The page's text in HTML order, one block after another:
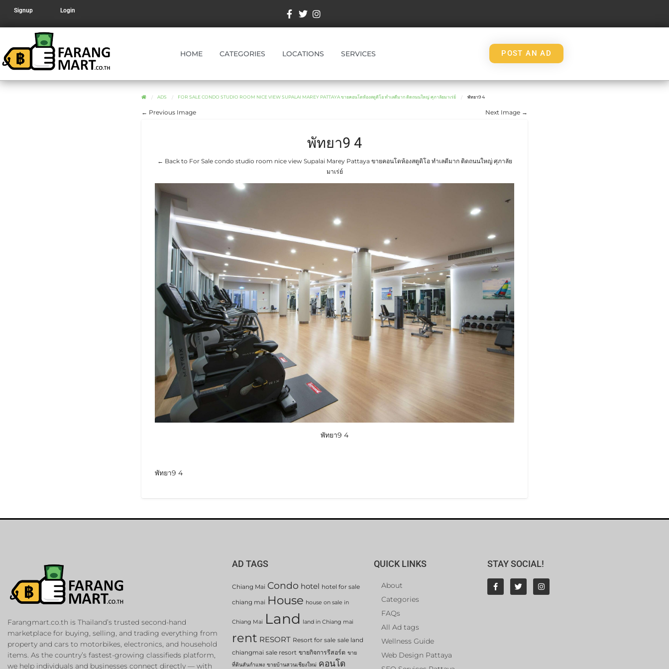
Signup Login
HOME CATEGORIES LOCATIONS SERVICES POST AN AD
ADS FOR SALE CONDO STUDIO ROOM NICE VIEW SUPALAI MAREY PATTAYA ขายคอนโดห้องสตูดิโอ ทำเลดีมาก ติดถนนใหญ่ ศุภาลัยมาเร่ย์ พัทยา9 4
← Previous Image Next Image →
พัทยา9 4
← Back to For Sale condo studio room nice view Supalai Marey Pattaya ขายคอนโดห้องสตูดิโอ ทำเลดีมาก ติดถนนใหญ่ ศุภาลัย
มาเร่ย์
พัทยา9 4
พัทยา9 4
Farangmart.co.th is Thailand’s trusted second-hand
marketplace for buying, selling, and trading everything from
property and cars to motorbikes, electronics, and household
items. As the country’s fastest-growing classifieds platform,
we help individuals and businesses connect directly — with
AD TAGS
Chiang Mai Condo hotel hotel for sale
chiang mai House house on sale in
Chiang Mai Land land in Chiang mai
rent RESORT Resort for sale sale land
chiangmai sale resort ขายกิจการรีสอร์ต ขาย
ที่ดินสันกำแพง ขายบ้านสวนเชียงใหม่ คอนโด
QUICK LINKS
About
Categories
FAQs
All Ad tags
Wellness Guide
Web Design Pattaya
STAY SOCIAL!